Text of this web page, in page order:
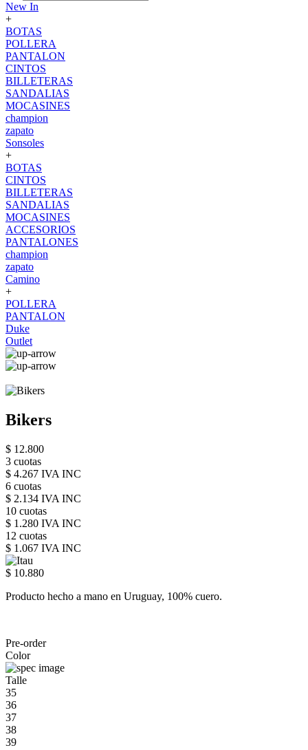
New In
+
BOTAS
POLLERA
PANTALON
CINTOS
BILLETERAS
SANDALIAS
MOCASINES
champion
zapato
Sonsoles
+
BOTAS
CINTOS
BILLETERAS
SANDALIAS
MOCASINES
ACCESORIOS
PANTALONES
champion
zapato
Camino
+
POLLERA
PANTALON
Duke
Outlet
Bikers
$ 12.800
3 cuotas
$ 4.267 IVA INC
6 cuotas
$ 2.134 IVA INC
10 cuotas
$ 1.280 IVA INC
12 cuotas
$ 1.067 IVA INC
$ 10.880
Producto hecho a mano en Uruguay, 100% cuero.
Pre-order
Color
Talle
35
36
37
38
39